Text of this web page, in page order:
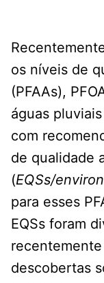
os níveis de
(PFAAs),
águas
com
de qualidade
(EQSs/
para esses
EQSs foram
descobertas